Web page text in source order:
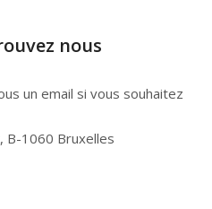
nous
un email si vous souhaitez
B-1060 Bruxelles